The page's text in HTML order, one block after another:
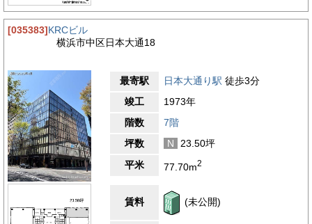
[035383]KRCビル
横浜市中区日本大通18
最寄駅 日本大通り駅 徒歩3分
竣工
1973年
階数
7階
坪数
N
23.50坪
平米
77.70m2
賃料 (未公開)